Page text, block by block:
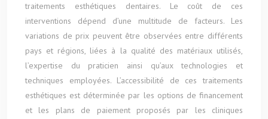
traitements esthétiques dentaires. Le coût de ces
interventions dépend d’une multitude de facteurs. Les
variations de prix peuvent être observées entre différents
pays et régions, liées à la qualité des matériaux utilisés,
l’expertise du praticien ainsi qu’aux technologies et
techniques employées. L’accessibilité de ces traitements
esthétiques est déterminée par les options de financement
et les plans de paiement proposés par les cliniques